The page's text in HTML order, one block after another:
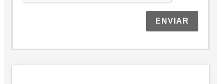
ENVIAR